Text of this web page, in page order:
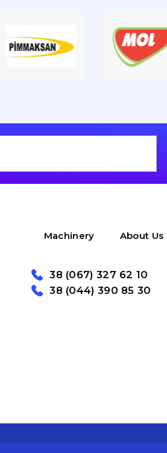
Machinery About Us
38 (067) 327 62 10
38 (044) 390 85 30